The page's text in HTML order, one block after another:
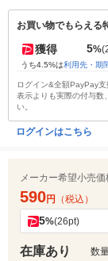
お買い物でもらえる
獲得 5%
うち4.5%は利用先・期
ログイン&全額PayPay
表示よりも実際の付与数
い。
ログインはこちら
メーカー希望小売価
590円 （税込）
5%(26pt)
在庫あり 数